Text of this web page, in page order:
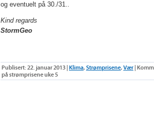
og eventuelt på 30./31..
Kind regards
StormGeo
Publisert: 22. januar 2013 | Klima,Strømprisene,Vær
på strømprisene uke 5